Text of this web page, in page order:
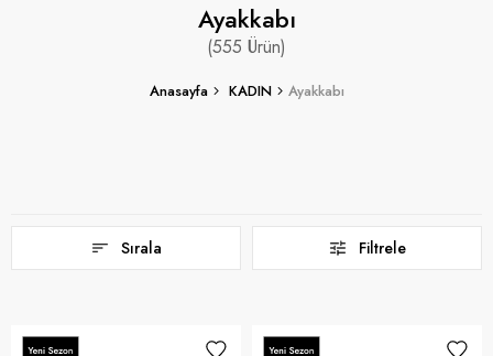
Ayakkabı
555
Anasayfa KADIN Ayakkabı
Filtrele
Sırala